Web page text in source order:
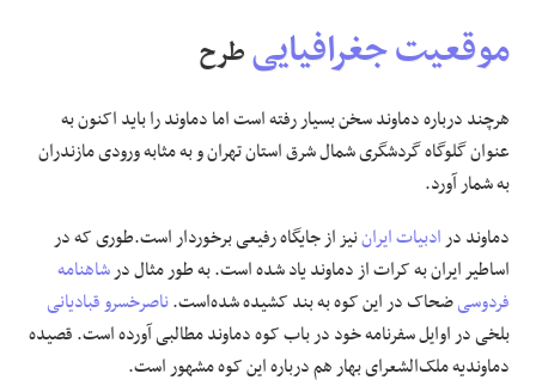
موقعیت جغرافیاییطرح
هرچند درباره دماوند سخن بسیار رفته است اما دماوند را باید اکنون به
عنوان گلوگاه گردشگری شمال شرق استان تهران و به مثابه ورودی مازندران
به شمار آورد.
دماوند درادبیات ایراننیز از جایگاه رفیعی برخوردار است.طوری که در
اساطیر ایران به کرات از دماوند یاد شده است. به طور مثال درشاهنامه
فردوسیضحاک در این کوه به بند کشیده شده‌است.ناصرخسرو قبادیانی
بلخی در اوایل سفرنامه خود در باب کوه دماوند مطالبی آورده ‌است. قصیده
دماوندیه ملک‌الشعرای بهار هم درباره این کوه مشهور است.